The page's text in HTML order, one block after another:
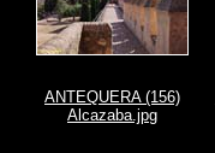
ANTEQUERA (156)
Alcazaba.jpg